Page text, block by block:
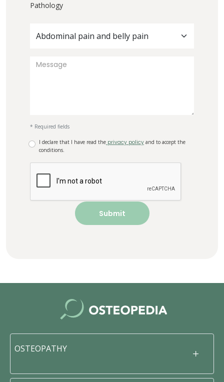
Pathology
Abdominal pain and belly pain
* Required fields
I declare that I have read the privacy policy and to accept the
conditions.
OSTEOPATHY